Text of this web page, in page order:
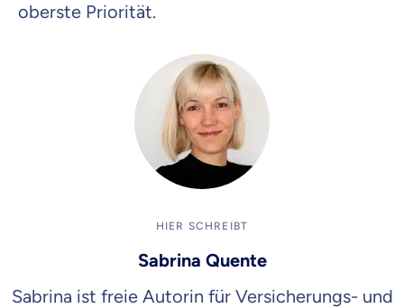
oberste Priorität.
HIER SCHREIBT
Sabrina Quente
Sabrina ist freie Autorin für Versicherungs- und